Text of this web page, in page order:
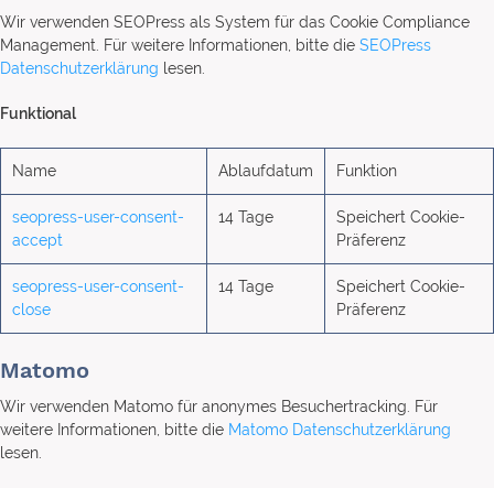
Wir verwenden SEOPress als System für das Cookie Compliance
Management. Für weitere Informationen, bitte die SEOPress
Datenschutzerklärung lesen.
Funktional
Name Ablaufdatum Funktion
seopress-user-consent-
accept
14 Tage
Speichert Cookie-
Präferenz
seopress-user-consent-
close
14 Tage
Speichert Cookie-
Präferenz
Matomo
Wir verwenden Matomo für anonymes Besuchertracking. Für
weitere Informationen, bitte die Matomo Datenschutzerklärung
lesen.